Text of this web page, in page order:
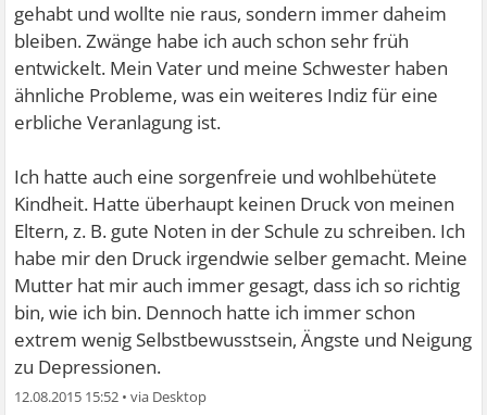
gehabt und wollte nie raus, sondern immer daheim
bleiben. Zwänge habe ich auch schon sehr früh
entwickelt. Mein Vater und meine Schwester haben
ähnliche Probleme, was ein weiteres Indiz für eine
erbliche Veranlagung ist.
Ich hatte auch eine sorgenfreie und wohlbehütete
Kindheit. Hatte überhaupt keinen Druck von meinen
Eltern, z. B. gute Noten in der Schule zu schreiben. Ich
habe mir den Druck irgendwie selber gemacht. Meine
Mutter hat mir auch immer gesagt, dass ich so richtig
bin, wie ich bin. Dennoch hatte ich immer schon
extrem wenig Selbstbewusstsein, Ängste und Neigung
zu Depressionen.
12.08.2015 15:52 •